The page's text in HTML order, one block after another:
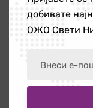
од
добивате
ОЖО Свети